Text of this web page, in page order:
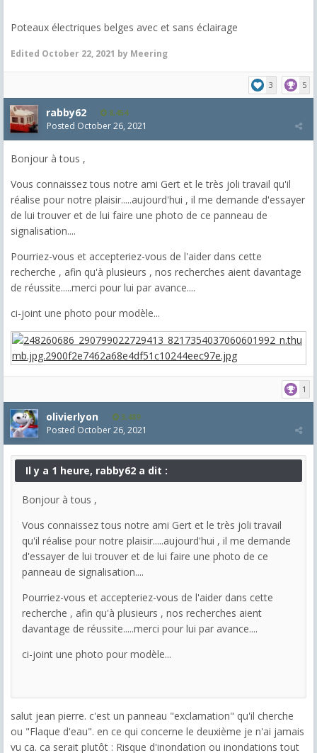
Poteaux électriques belges avec et sans éclairage
Edited October 22, 2021 by Meering
3 5
rabby62 8,454
Posted October 26, 2021
Bonjour à tous ,
Vous connaissez tous notre ami Gert et le très joli travail qu'il
réalise pour notre plaisir.....aujourd'hui , il me demande d'essayer
de lui trouver et de lui faire une photo de ce panneau de
signalisation....
Pourriez-vous et accepteriez-vous de l'aider dans cette
recherche , afin qu'à plusieurs , nos recherches aient davantage
de réussite.....merci pour lui par avance....
ci-joint une photo pour modèle...
1
olivierlyon 3,489
Posted October 26, 2021
Il y a 1 heure, rabby62 a dit :
Bonjour à tous ,
Vous connaissez tous notre ami Gert et le très joli travail
qu'il réalise pour notre plaisir.....aujourd'hui , il me demande
d'essayer de lui trouver et de lui faire une photo de ce
panneau de signalisation....
Pourriez-vous et accepteriez-vous de l'aider dans cette
recherche , afin qu'à plusieurs , nos recherches aient
davantage de réussite.....merci pour lui par avance....
ci-joint une photo pour modèle...
salut jean pierre. c'est un panneau "exclamation" qu'il cherche
ou "Flaque d'eau". en ce qui concerne le deuxième je n'ai jamais
vu ca. ca serait plutôt : Risque d'inondation ou inondations tout